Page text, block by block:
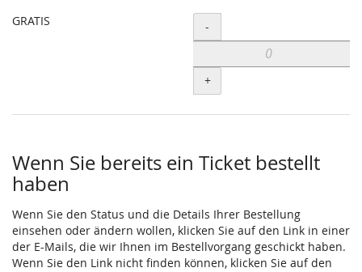
GRATIS Menge
-
+
Wenn Sie bereits ein Ticket bestellt
haben
Wenn Sie den Status und die Details Ihrer Bestellung
einsehen oder ändern wollen, klicken Sie auf den Link in einer
der E-Mails, die wir Ihnen im Bestellvorgang geschickt haben.
Wenn Sie den Link nicht finden können, klicken Sie auf den